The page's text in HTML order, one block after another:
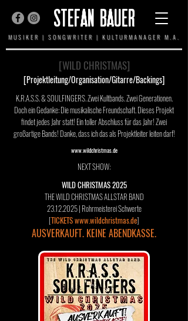
MUSIKER | SONGWRITER | KULTURMANAGER M.A.
STEFAN BAUER
[WILD CHRISTMAS]
[Projektleitung/Organisation/Gitarre/Backings]
K.R.A.S.S. & SOULFINGERS. Zwei Kultbands. Zwei Generationen.
Doch ein Gedanke: Die musikalische Freundschaft. Dieses Projekt
findet jedes Jahr statt! Ein toller Abschluss für das Jahr! Zwei
großartige Bands! Danke, dass ich das als Projektleiter leiten darf!
www.wildchristmas.de
NEXT SHOW:
WILD CHRISTMAS 2025
THE WILD CHRISTMAS ALLSTAR BAND
23.12.2025| Rohrmeisterei Schwerte
[TICKETS www.wildchristmas.de]
AUSVERKAUFT. KEINE ABENDKASSE.